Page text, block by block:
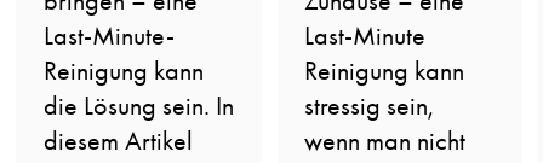
Last-Minute-
Reinigung kann
die Lösung sein. In
diesem Artikel
Last-Minute
Reinigung kann
stressig sein,
wenn man nicht